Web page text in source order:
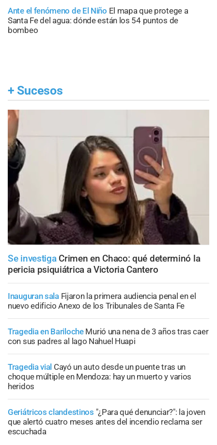
Ante el fenómeno de El Niño El mapa que protege a
Santa Fe del agua: dónde están los 54 puntos de
bombeo
+ Sucesos
Se investiga Crimen en Chaco: qué determinó la
pericia psiquiátrica a Victoria Cantero
Inauguran sala Fijaron la primera audiencia penal en el
nuevo edificio Anexo de los Tribunales de Santa Fe
Tragedia en Bariloche Murió una nena de 3 años tras caer
con sus padres al lago Nahuel Huapi
Tragedia vial Cayó un auto desde un puente tras un
choque múltiple en Mendoza: hay un muerto y varios
heridos
Geriátricos clandestinos "¿Para qué denunciar?": la joven
que alertó cuatro meses antes del incendio reclama ser
escuchada